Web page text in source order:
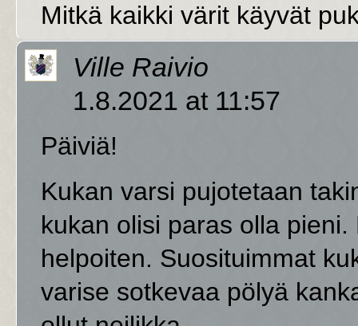
Mitkä kaikki värit käyvät
Ville Raivio
1.8.2021 at 11:57
Päiviä!
Kukan varsi pujotetaan
kukan olisi paras olla
helpoiten. Suosituimmat
varise sotkevaa pölyä